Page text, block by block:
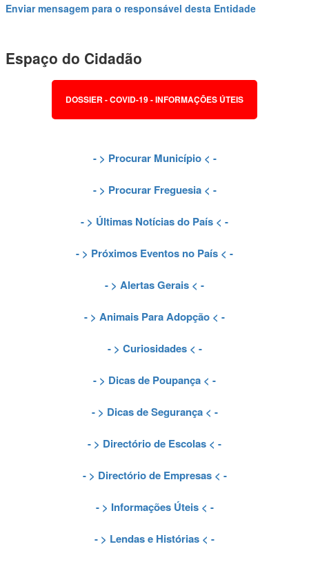
Enviar mensagem para o responsável desta Entidade
Espaço do Cidadão
DOSSIER - COVID-19 - INFORMAÇÕES ÚTEIS
- > Procurar Município< -
- > Procurar Freguesia< -
- > Últimas Notícias do País < -
- > Próximos Eventos no País < -
- > Alertas Gerais < -
- > Animais Para Adopção < -
- > Curiosidades< -
- > Dicas de Poupança < -
- > Dicas de Segurança< -
- > Directório de Escolas < -
- > Directório de Empresas< -
- > Informações Úteis< -
- > Lendas e Histórias < -